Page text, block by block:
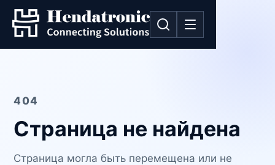
404
Страница не найдена
Страница могла быть перемещена или не